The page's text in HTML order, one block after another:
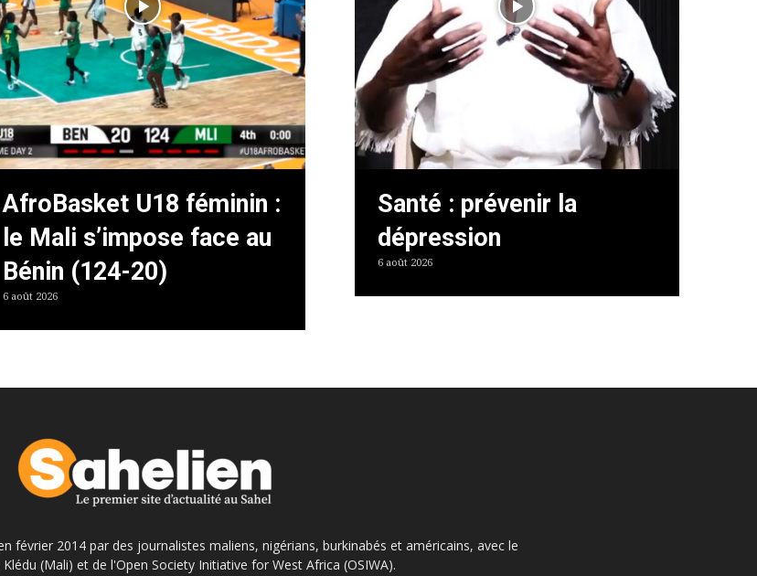
AfroBasket U18 féminin :
le Mali s’impose face au
Bénin (124-20)
6 août 2026
Santé : prévenir la
dépression
6 août 2026
février 2014 par des journalistes maliens, nigérians, burkinabés et américains, avec le
(Mali) et de l'Open Society Initiative for West Africa (OSIWA).